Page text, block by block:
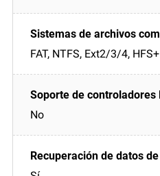
FAT, NTFS, Ext2/3/4, HFS+
No